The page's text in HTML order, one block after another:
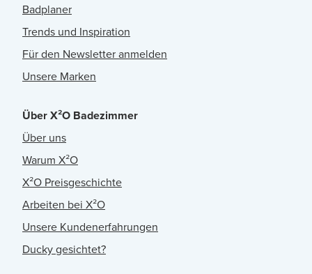
Badplaner
Trends und Inspiration
Für den Newsletter anmelden
Unsere Marken
Über X²O Badezimmer
Über uns
Warum X²O
X²O Preisgeschichte
Arbeiten bei X²O
Unsere Kundenerfahrungen
Ducky gesichtet?